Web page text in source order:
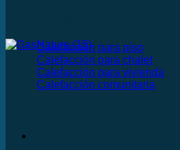
Calefacción para piso
Calefacción para chalet
Calefacción para vivienda
Calefacción comunitaria